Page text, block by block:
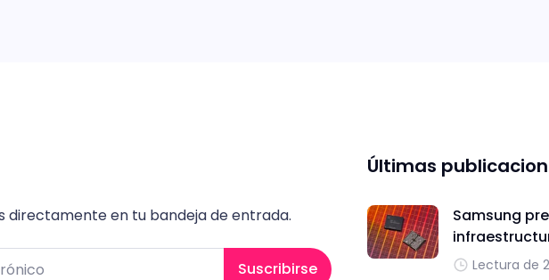
directamente en tu bandeja de entrada.
Suscribirse
Últimas
Samsung
Lectura de